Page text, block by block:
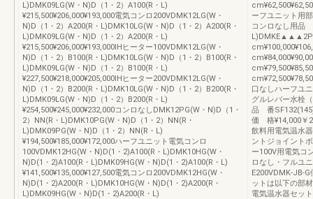
L)DMK09LG(W・N)D（1・2）A100(R・L)
¥215,500¥206,000¥193,000電気コンロ200VDMK12LG(W・
N)D（1・2）A200(R・L)DMK10LG(W・N)D（1・2）A200(R・
L)DMK09LG(W・N)D（1・2）A200(R・L)
¥215,500¥206,000¥193,000ⅠHヒーター100VDMK12LG(W・
N)D（1・2）B100(R・L)DMK10LG(W・N)D（1・2）B100(R・
L)DMK09LG(W・N)D（1・2）B100(R・L)
¥227,500¥218,000¥205,000ⅠHヒーター200VDMK12LG(W・
N)D（1・2）B200(R・L)DMK10LG(W・N)D（1・2）B200(R・
L)DMK09LG(W・N)D（1・2）B200(R・L)
¥254,500¥245,000¥232,000コンロなしDMK12PG(W・N)D（1・
2）NN(R・L)DMK10PG(W・N)D（1・2）NN(R・
L)DMK09PG(W・N)D（1・2）NN(R・L)
¥194,500¥185,000¥172,000ハーフユニット電気コンロ
100VDMK12HG(W・N)D(1・2)A100(R・L)DMK10HG(W・
N)D(1・2)A100(R・L)DMK09HG(W・N)D(1・2)A100(R・L)
¥141,500¥135,000¥127,500電気コンロ200VDMK12HG(W・
N)D(1・2)A200(R・L)DMK10HG(W・N)D(1・2)A200(R・
L)DMK09HG(W・N)D(1・2)A200(R・L)
ーフユニット用
コンロなし用
口なしハーフユ
グルレバー水栓
品 番
価 格¥14,000￥
飲料用電気温水
ントジョイント
ー100V用電気コ
ロなし・フルユ
E200VDMK-JB-
ットは以下の部
電気温水器セッ